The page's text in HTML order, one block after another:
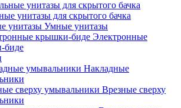
унитазы для скрытого бачка
Умные унитазы
Электронные
биде
Накладные
Врезные сверху